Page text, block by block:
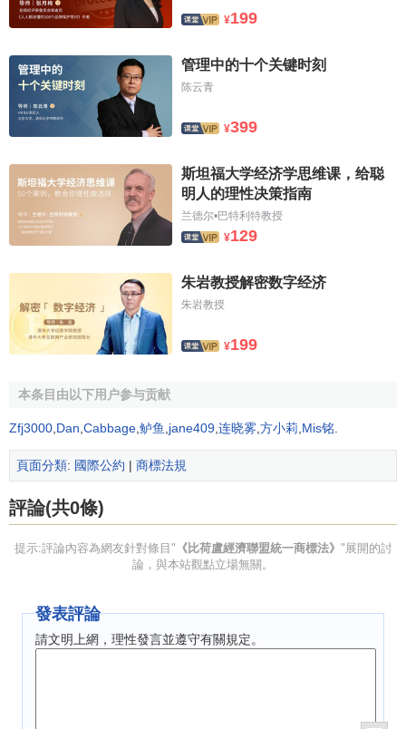
2．註冊申請人與第三人有直接聯繫，知道在申請註冊之
商品或服務上使用了近似的商標，除非第三人同意或申請註
冊人在比荷盧領土內使用了申請商標後才知道上述事實。
第五條 商標權因下列情況終止：
（一）自願註銷比荷盧註冊或比荷盧註冊有效期屆滿。
（二）自願註銷國際註冊或國際註冊有效期屆滿，或在
比荷盧境內放棄保護，或根據馬德里協定第六條因為不享有
（三）如註冊後三年內或連續五年內，商標所有人或被
許可使用人無正當理由在比荷盧境內未正常使用商標，法庭
可在訴訟時把使用的舉證責任
人；但在傳喚令發出前未使用超過六年的，由主張未使用的
行為成為
的通用名稱。
第六條 比荷盧註冊須按實施細則規定的格式，向本國商
標局或比荷盧商標局提出，並繳納規費。接受註冊申請的當
局應審查提交的文件是否符合要求，並建立註冊申請文書，
文書上應註明申請日期。
行為之一為條件：
（一）提供文件證明已在註冊申請之前三個月內，根據
¥199
管理中的十个关键时刻
陈云青
¥399
斯坦福大学经济学思维课，给聪
明人的理性决策指南
兰德尔•巴特利特教授
¥129
朱岩教授解密数字经济
朱岩教授
¥199
本条目由以下用户参与贡献
Zfj3000 Dan Cabbage 鲈鱼 jane409 连晓雾 方小莉 Mis铭
頁面分類: 國際公約 | 商標法規
評論(共0條)
提示:評論內容為網友針對條目" 《比荷盧經濟聯盟統一商標法》 "展開的討
論，與本站觀點立場無關。
發表評論
請文明上網，理性發言並遵守有關規定。